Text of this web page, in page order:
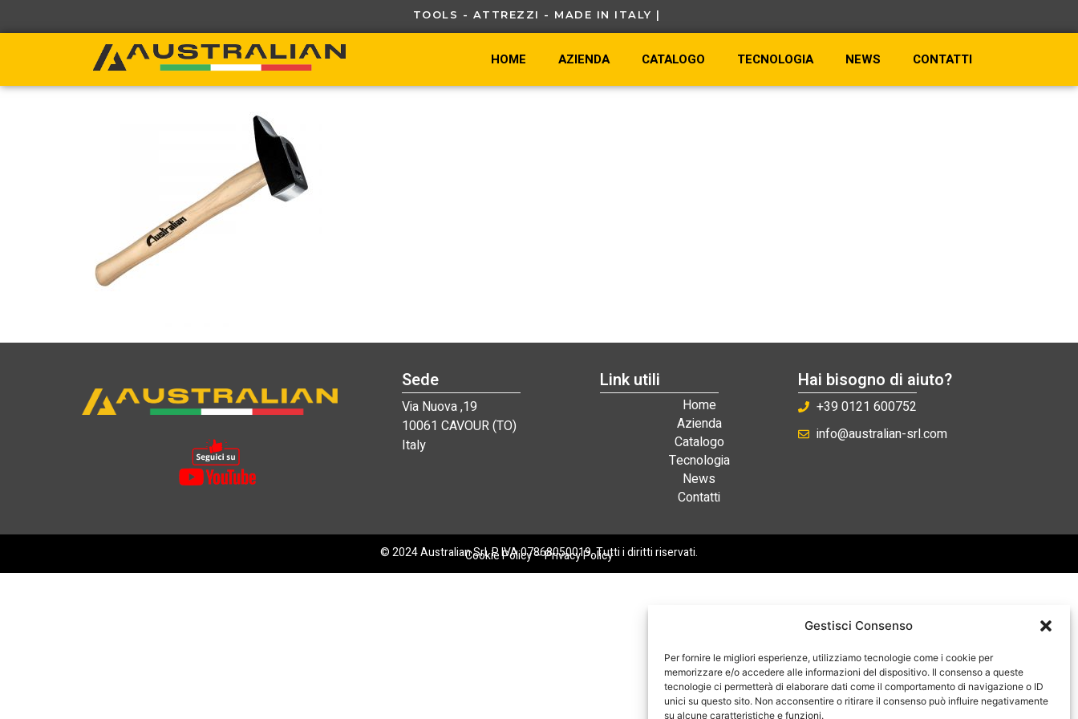
Gestisci Consenso
Per fornire le migliori esperienze, utilizziamo tecnologie come i cookie per
memorizzare e/o accedere alle informazioni del dispositivo. Il consenso a queste
tecnologie ci permetterà di elaborare dati come il comportamento di navigazione o ID
unici su questo sito. Non acconsentire o ritirare il consenso può influire negativamente
su alcune caratteristiche e funzioni.
TOOLS - ATTREZZI - MADE IN ITALY |
HOME AZIENDA CATALOGO TECNOLOGIA NEWS CONTATTI
Sede
Via Nuova ,19
10061 CAVOUR (TO)
Italy
Link utili
Home
Azienda
Catalogo
Tecnologia
News
Contatti
Hai bisogno di aiuto?
+39 0121 600752
info@australian-srl.com
© 2024 Australian Srl. P. IVA 07868050019. Tutti i diritti riservati.
Cookie Policy–Privacy Policy